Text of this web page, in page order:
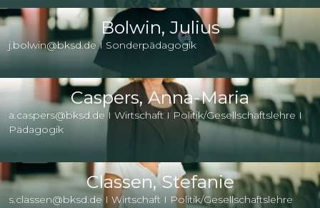
Bolwin, Julius
j.bolwin@bksd.de I Sonderpädagogik
Caspers, Anna-Maria
a.caspers@bksd.de I Wirtschaft I Politik/Gesellschaftslehre I
Pädagogik
Classen, Stefanie
s.classen@bksd.de I Wirtschaft I Politik/Gesellschaftslehre